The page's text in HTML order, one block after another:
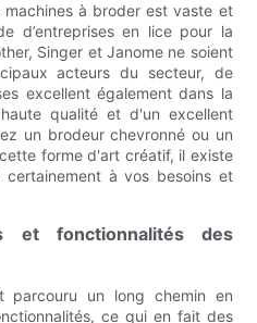
machines à broder est vaste et
d’entreprises en lice pour la
Singer et Janome ne soient
acteurs du secteur, de
excellent également dans la
qualité et d'un excellent
un brodeur chevronné ou un
forme d'art créatif, il existe
à vos besoins et
et fonctionnalités des
parcouru un long chemin en
ce qui en fait des